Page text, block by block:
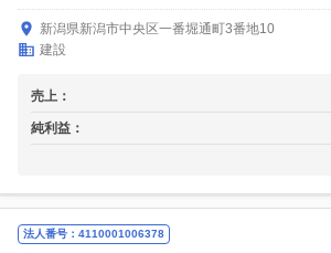
新潟県新潟市中央区一番堀通町3番地10
建設
売上：
純利益：
法人番号：4110001006378